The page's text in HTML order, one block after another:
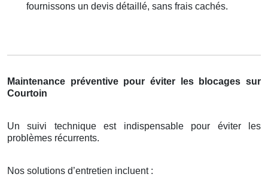
fournissons un devis détaillé, sans frais cachés.
Maintenance préventive pour éviter les blocages sur
Courtoin
Un suivi technique est indispensable pour éviter les
problèmes récurrents.
Nos solutions d’entretien incluent :